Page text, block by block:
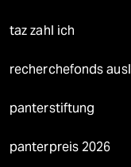
taz zahl ich
recherchefonds
panterstiftung
panterpreis 2026